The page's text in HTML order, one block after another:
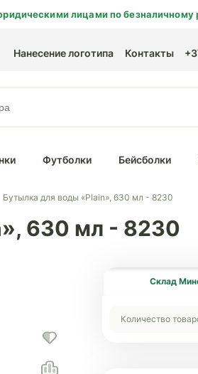
лицами по безналичному
Нанесение логотипа Контакты
Футболки Бейсболки
Бутылка для воды «Plain», 630 мл - 8230
630 мл - 8230
Склад
Количество